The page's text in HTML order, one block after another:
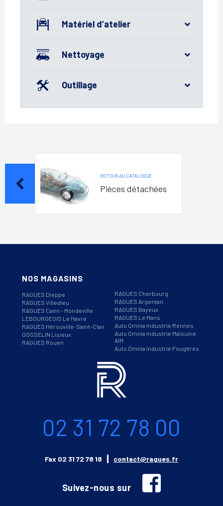
Matériel d’atelier
Nettoyage
Outillage
RETOUR AU CATALOGUE
Pièces détachées
NOS MAGASINS
RAGUES Dieppe
RAGUES Villedieu
RAGUES Caen – Mondeville
LEBOURGEOIS Le Havre
RAGUES Hérouville-Saint-Clair
GOSSELIN Lisieux
RAGUES Rouen
RAGUES Cherbourg
RAGUES Argentan
RAGUES Bayeux
RAGUES Le Mans
Auto Omnia Industrie Rennes
Auto Omnia Industrie Malouine
AIM
Auto Omnia Industrie Fougères
02 31 72 78 00
Fax 02 31 72 78 18 Emailcontact@ragues.fr
Suivez-nous sur
facebook